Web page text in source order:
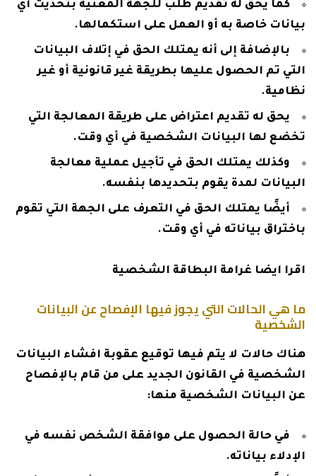
كما يحق له تقديم طلب للجهة المعنية بتحديث أي
بيانات خاصة به أو العمل على استكمالها.
بالإضافة إلى أنه يمتلك الحق في إتلاف البيانات
التي تم الحصول عليها بطريقة غير قانونية أو غير
نظامية.
يحق له تقديم اعتراض على طريقة المعالجة التي
تخضع لها البيانات الشخصية في أي وقت.
وكذلك يمتلك الحق في تأجيل عملية معالجة
البيانات لمدة يقوم بتحديدها بنفسه.
أيضًا يمتلك الحق في التعرف على الجهة التي تقوم
باختراق بياناته في أي وقت.
اقرا ايضا غرامة البطاقة الشخصية
ما هي الحالات التي يجوز فيها الإفصاح عن البيانات
الشخصية
هناك حالات لا يتم فيها توقيع عقوبة افشاء البيانات
الشخصية في القانون الجديد على من قام بالإفصاح
عن البيانات الشخصية منها:
في حالة الحصول على موافقة الشخص نفسه في
الإدلاء بياناته.